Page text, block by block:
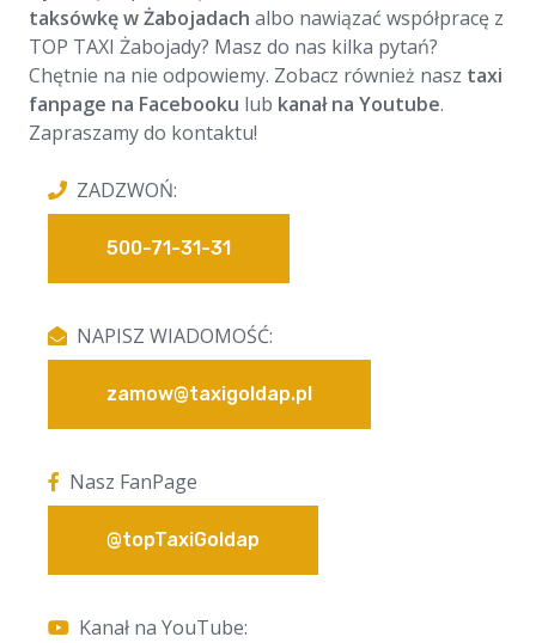
taksówkę w Żabojadach albo nawiązać współpracę z
TOP TAXI Żabojady? Masz do nas kilka pytań?
Chętnie na nie odpowiemy. Zobacz również nasz taxi
fanpage na Facebooku lub kanał na Youtube.
Zapraszamy do kontaktu!
ZADZWOŃ:
500-71-31-31
NAPISZ WIADOMOŚĆ:
zamow@taxigoldap.pl
Nasz FanPage
@topTaxiGoldap
Kanał na YouTube: